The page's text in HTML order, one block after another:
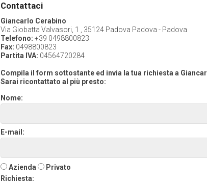
Contattaci
Giancarlo Cerabino
Via Giobatta Valvasori, 1 , 35124 Padova Padova - Padova
Telefono: +39 0498800823
Fax: 0498800823
Partita IVA: 04564720284
Compila il form sottostante ed invia la tua richiesta a
Sarai ricontattato al più presto:
Nome:
E-mail:
Azienda
Privato
Richiesta: